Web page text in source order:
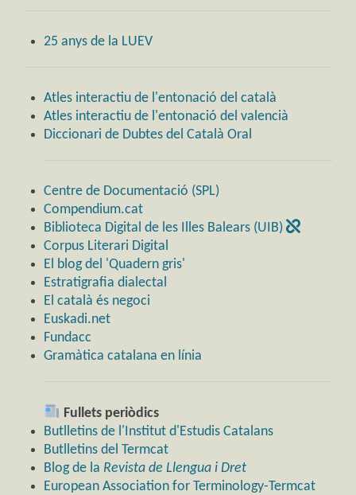
25 anys de la LUEV
Atles interactiu de l'entonació del català
Atles interactiu de l'entonació del valencià
Diccionari de Dubtes del Català Oral
Centre de Documentació (SPL)
Compendium.cat
Biblioteca Digital de les Illes Balears (UIB)
Corpus Literari Digital
El blog del 'Quadern gris'
Estratigrafia dialectal
El català és negoci
Euskadi.net
Fundacc
Gramàtica catalana en línia
Fullets periòdics
Butlletins de l'Institut d'Estudis Catalans
Butlletins del Termcat
Blog de la Revista de Llengua i Dret
European Association for Terminology-Termcat